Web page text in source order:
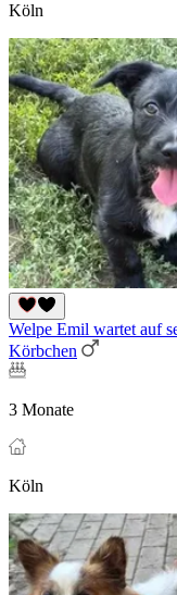
Köln
Welpe Emil wartet auf
Körbchen
3 Monate
Köln